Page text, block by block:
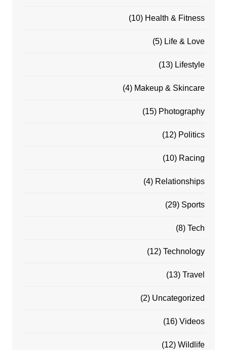
Health & Fitness
(10)
Life & Love
(5)
Lifestyle
(13)
Makeup & Skincare
(4)
Photography
(15)
Politics
(12)
Racing
(10)
Relationships
(4)
Sports
(29)
Tech
(8)
Technology
(12)
Travel
(13)
Uncategorized
(2)
Videos
(16)
Wildlife
(12)